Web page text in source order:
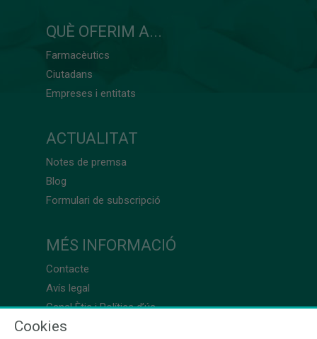
QUÈ OFERIM A...
Farmacèutics
Ciutadans
Empreses i entitats
ACTUALITAT
Notes de premsa
Blog
Formulari de subscripció
MÉS INFORMACIÓ
Contacte
Avís legal
Canal Ètic i Política d’ús
Cookies